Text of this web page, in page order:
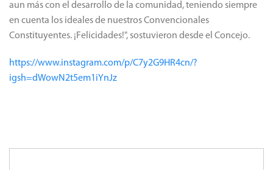
aun más con el desarrollo de la comunidad, teniendo siempre
en cuenta los ideales de nuestros Convencionales
Constituyentes. ¡Felicidades!", sostuvieron desde el Concejo.
https://www.instagram.com/p/C7y2G9HR4cn/?
igsh=dWowN2t5em1iYnJz